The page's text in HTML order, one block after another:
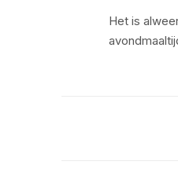
Het is